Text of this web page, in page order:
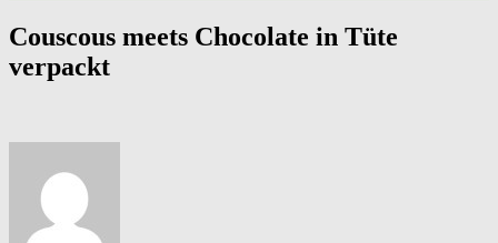
Couscous meets Chocolate in Tüte
verpackt